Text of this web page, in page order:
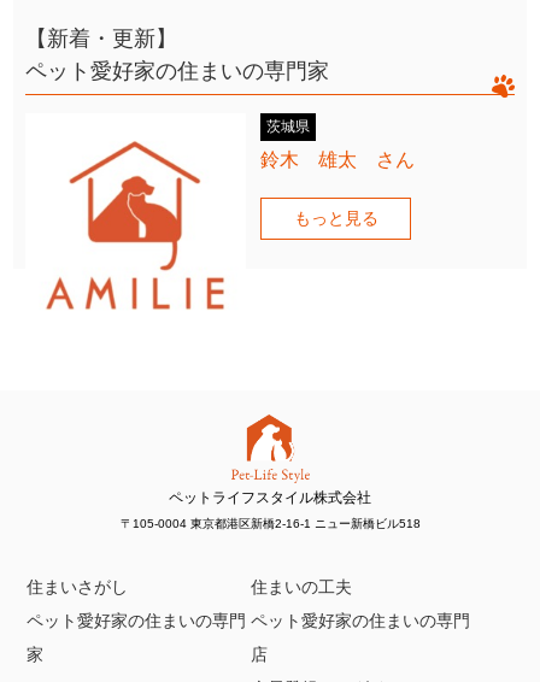
【新着・更新】
ペット愛好家の住まいの専門家
茨城県
鈴木 雄太 さん
もっと見る
ペットライフスタイル株式会社
〒105-0004 東京都港区新橋2-16-1 ニュー新橋ビル518
住まいさがし
住まいの工夫
ペット愛好家の住まいの専門
家
ペット愛好家の住まいの専門
店